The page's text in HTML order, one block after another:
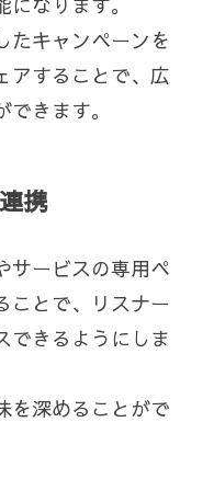
たキャンペーンを
アすることで、広
きます。
携
サービスの専用ペ
ことで、リスナー
できるようにしま
を深めることがで